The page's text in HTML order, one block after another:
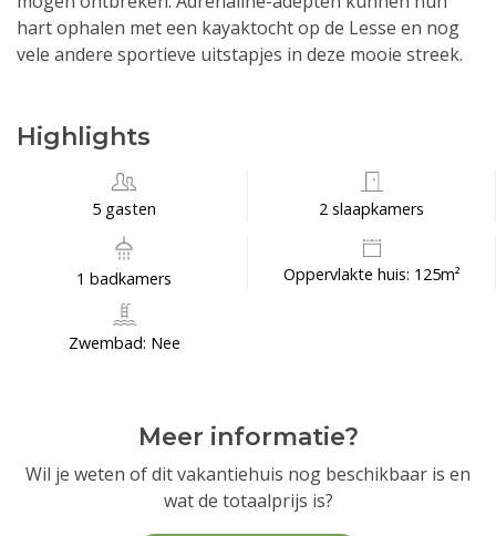
hart ophalen met een kayaktocht op de Lesse en nog
vele andere sportieve uitstapjes in deze mooie streek.
Highlights
5 gasten 2 slaapkamers
1 badkamers Oppervlakte huis: 125m²
Zwembad: Nee
Meer informatie?
Wil je weten of dit vakantiehuis nog beschikbaar is en
wat de totaalprijs is?